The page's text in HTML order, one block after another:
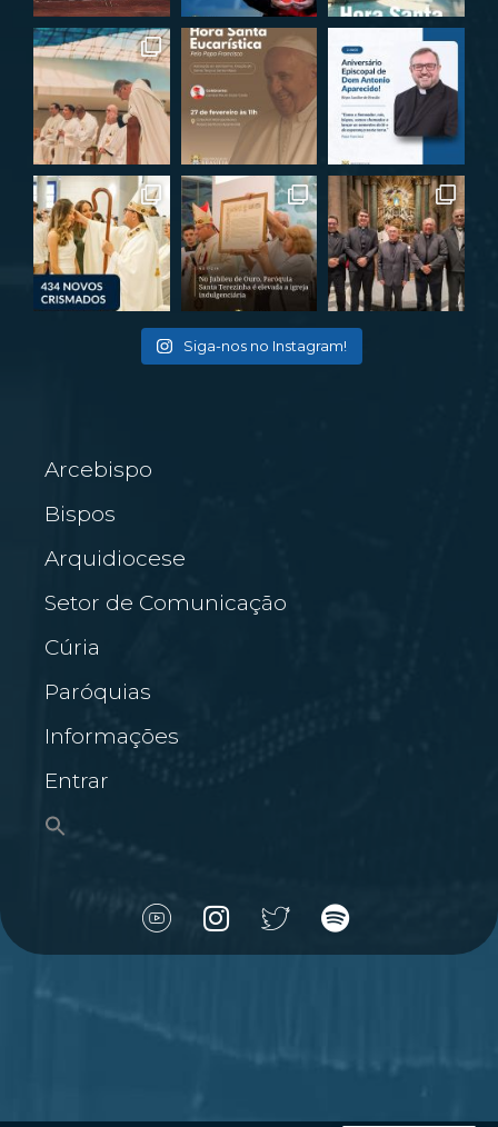
Siga-nos no Instagram!
Arcebispo
Bispos
Arquidiocese
Setor de Comunicação
Cúria
Paróquias
Informações
Entrar